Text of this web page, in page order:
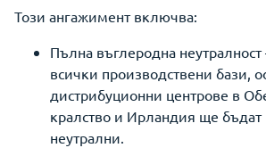
Този ангажимент включва:
Пълна въглеродна неутралност
всички производствени бази,
дистрибуционни центрове в
кралство и Ирландия ще бъдат
неутрални.